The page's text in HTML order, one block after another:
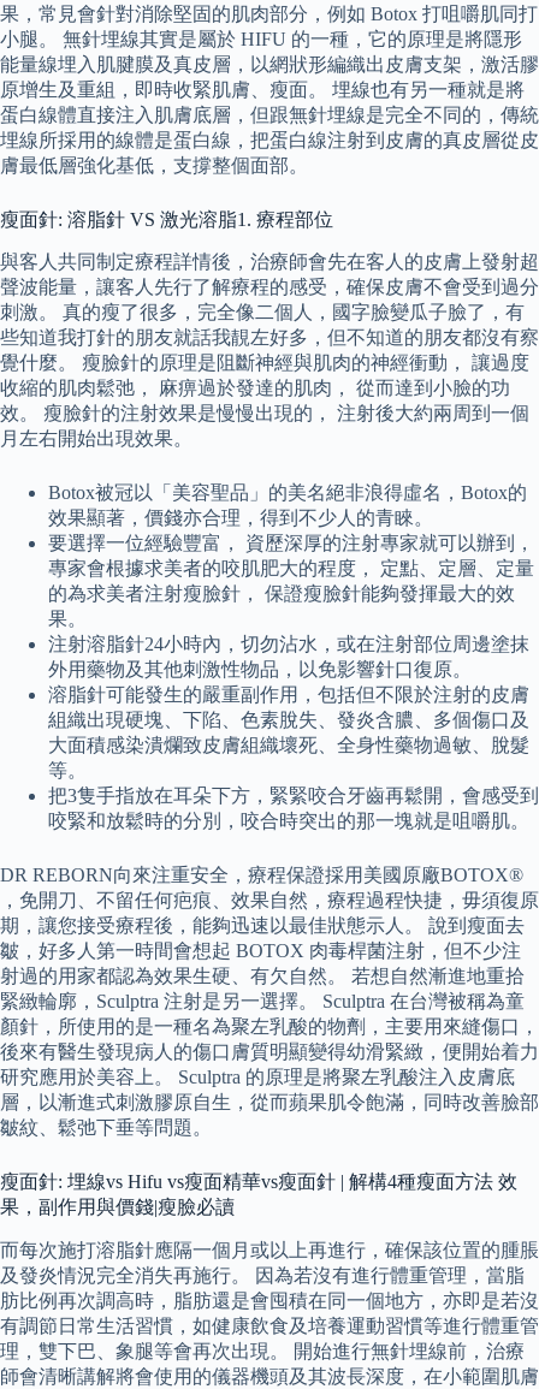
果，常見會針對消除堅固的肌肉部分，例如 Botox 打咀嚼肌同打
小腿。 無針埋線其實是屬於 HIFU 的一種，它的原理是將隱形
能量線埋入肌腱膜及真皮層，以網狀形編織出皮膚支架，激活膠
原增生及重組，即時收緊肌膚、瘦面。 埋線也有另一種就是將
蛋白線體直接注入肌膚底層，但跟無針埋線是完全不同的，傳統
埋線所採用的線體是蛋白線，把蛋白線注射到皮膚的真皮層從皮
膚最低層強化基低，支撐整個面部。
瘦面針: 溶脂針 VS 激光溶脂1. 療程部位
與客人共同制定療程詳情後，治療師會先在客人的皮膚上發射超
聲波能量，讓客人先行了解療程的感受，確保皮膚不會受到過分
刺激。 真的瘦了很多，完全像二個人，國字臉變瓜子臉了，有
些知道我打針的朋友就話我靚左好多，但不知道的朋友都沒有察
覺什麼。 瘦臉針的原理是阻斷神經與肌肉的神經衝動， 讓過度
收縮的肌肉鬆弛， 麻痹過於發達的肌肉， 從而達到小臉的功
效。 瘦臉針的注射效果是慢慢出現的， 注射後大約兩周到一個
月左右開始出現效果。
Botox被冠以「美容聖品」的美名絕非浪得虛名，Botox的
效果顯著，價錢亦合理，得到不少人的青睞。
要選擇一位經驗豐富， 資歷深厚的注射專家就可以辦到，
專家會根據求美者的咬肌肥大的程度， 定點、定層、定量
的為求美者注射瘦臉針， 保證瘦臉針能夠發揮最大的效
果。
注射溶脂針24小時內，切勿沾水，或在注射部位周邊塗抹
外用藥物及其他刺激性物品，以免影響針口復原。
溶脂針可能發生的嚴重副作用，包括但不限於注射的皮膚
組織出現硬塊、下陷、色素脫失、發炎含膿、多個傷口及
大面積感染潰爛致皮膚組織壞死、全身性藥物過敏、脫髮
等。
把3隻手指放在耳朵下方，緊緊咬合牙齒再鬆開，會感受到
咬緊和放鬆時的分別，咬合時突出的那一塊就是咀嚼肌。
DR REBORN向來注重安全，療程保證採用美國原廠BOTOX®
，免開刀、不留任何疤痕、效果自然，療程過程快捷，毋須復原
期，讓您接受療程後，能夠迅速以最佳狀態示人。 說到瘦面去
皺，好多人第一時間會想起 BOTOX 肉毒桿菌注射，但不少注
射過的用家都認為效果生硬、有欠自然。 若想自然漸進地重拾
緊緻輪廓，Sculptra 注射是另一選擇。 Sculptra 在台灣被稱為童
顏針，所使用的是一種名為聚左乳酸的物劑，主要用來縫傷口，
後來有醫生發現病人的傷口膚質明顯變得幼滑緊緻，便開始着力
研究應用於美容上。 Sculptra 的原理是將聚左乳酸注入皮膚底
層，以漸進式刺激膠原自生，從而蘋果肌令飽滿，同時改善臉部
皺紋、鬆弛下垂等問題。
瘦面針: 埋線vs Hifu vs瘦面精華vs瘦面針 | 解構4種瘦面方法 效
果，副作用與價錢|瘦臉必讀
而每次施打溶脂針應隔一個月或以上再進行，確保該位置的腫脹
及發炎情況完全消失再施行。 因為若沒有進行體重管理，當脂
肪比例再次調高時，脂肪還是會囤積在同一個地方，亦即是若沒
有調節日常生活習慣，如健康飲食及培養運動習慣等進行體重管
理，雙下巴、象腿等會再次出現。 開始進行無針埋線前，治療
師會清晰講解將會使用的儀器機頭及其波長深度，在小範圍肌膚